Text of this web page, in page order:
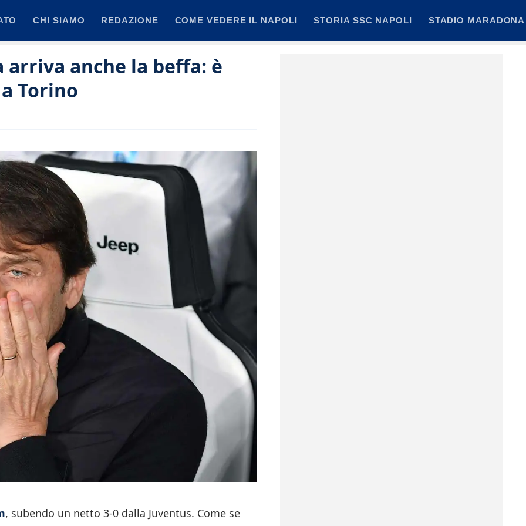
CHI SIAMO REDAZIONE COME VEDERE IL NAPOLI STORIA SSC NAPOLI STADIO MARADONA
anche la beffa: è
Torino
, subendo un netto 3-0 dalla Juventus. Come se